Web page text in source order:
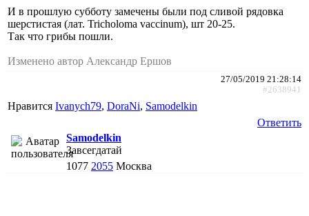
И в прошлую субботу замечены были под сливой рядовка
шерстистая (лат. Tricholoma vaccinum), шт 20-25.
Так что грибы пошли.
Изменено автор Александр Ершов
27/05/2019 21:28:14
#2638941
Нравится Ivanych79, DoraNi, Samodelkin
Ответить
Samodelkin
Завсегдатай
1077 2055 Москва